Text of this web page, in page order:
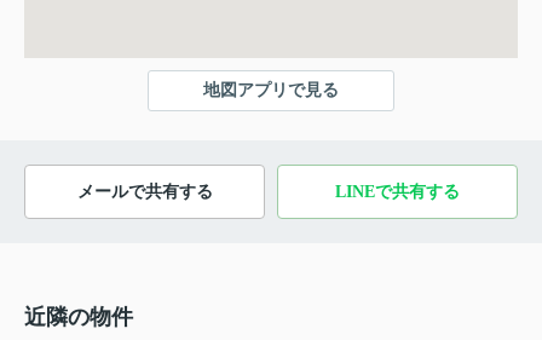
地図アプリで見る
メールで共有する LINEで共有する
近隣の物件